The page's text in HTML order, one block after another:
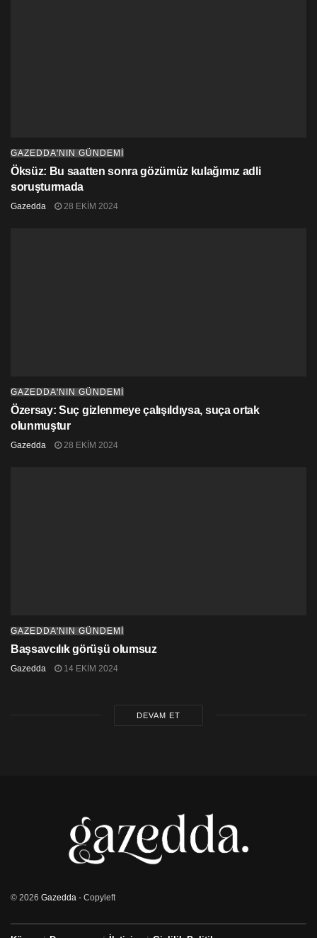
GAZEDDA'NIN GÜNDEMİ
Öksüz: Bu saatten sonra gözümüz kulağımız adli
soruşturmada
Gazedda 28 EKIM 2024
GAZEDDA'NIN GÜNDEMİ
Özersay: Suç gizlenmeye çalışıldıysa, suça ortak
olunmuştur
Gazedda 28 EKIM 2024
GAZEDDA'NIN GÜNDEMİ
Başsavcılık görüşü olumsuz
Gazedda 14 EKIM 2024
DEVAM ET
© 2026 Gazedda - Copyleft